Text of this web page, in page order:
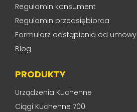
Regulamin konsument
Regulamin przedsiębiorca
Formularz odstąpienia od umowy
Blog
PRODUKTY
Urządzenia Kuchenne
Ciągi Kuchenne 700